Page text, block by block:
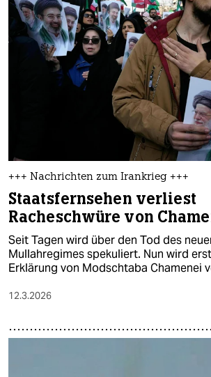
+++ Nachrichten zum Irankrieg +++
Staatsfernsehen verliest
Racheschwüre von
Seit Tagen wird über den Tod des
Mullahregimes spekuliert. Nun wird
Erklärung von Modschtaba Chamenei
12.3.2026